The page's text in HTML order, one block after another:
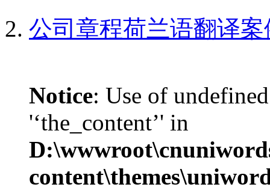
公司章程荷兰语翻译
Notice: Use of
'‘the_content’' in